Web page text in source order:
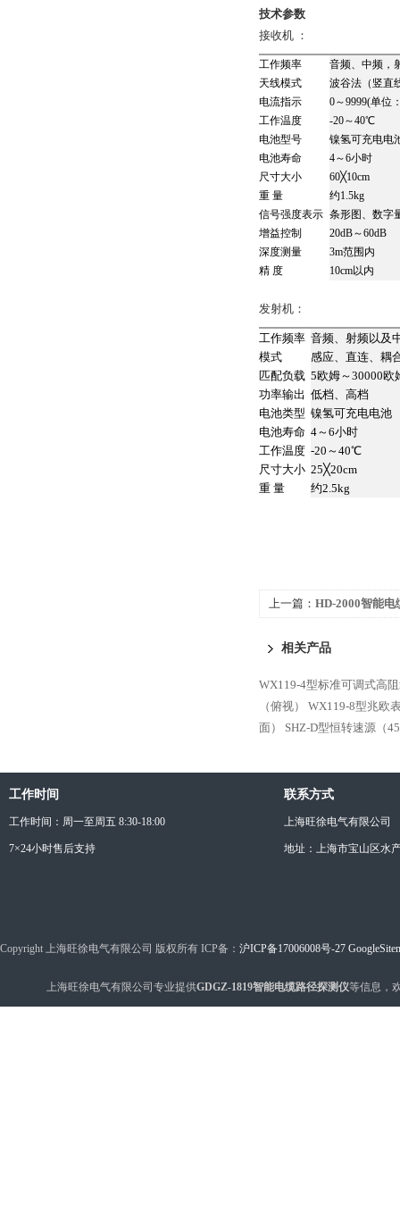
技术参数
接收机 ：
工作频率
音频、中频，
天线模式
波谷法（竖直
电流指示
0～9999(单位
工作温度
-20～40℃
电池型号
镍氢可充电电
电池寿命
4～6小时
尺寸大小
60╳10cm
重 量
约1.5kg
信号强度表示 条形图、数字
增益控制
20dB～60dB
深度测量
3m范围内
精 度
10cm以内
发射机：
工作频率 音频、射频以及
模式
感应、直连、耦
匹配负载 5欧姆～30000欧
功率输出 低档、高档
电池类型 镍氢可充电电池
电池寿命 4～6小时
工作温度 -20～40℃
尺寸大小 25╳20cm
重 量
约2.5kg
上一篇： HD-2000智能电
相关产品
WX119-4型标准可调式高
（俯视）
WX119-8型兆欧
面）
SHZ-D型恒转速源（
工作时间
工作时间：周一至周五 8:30-18:00
7×24小时售后支持
联系方式
上海旺徐电气有限公司
地址：上海市宝山区水
Copyright 上海旺徐电气有限公司 版权所有 ICP备： 沪ICP备17006008号-27
上海旺徐电气有限公司专业提供GDGZ-1819智能电缆路径探测仪等信息，